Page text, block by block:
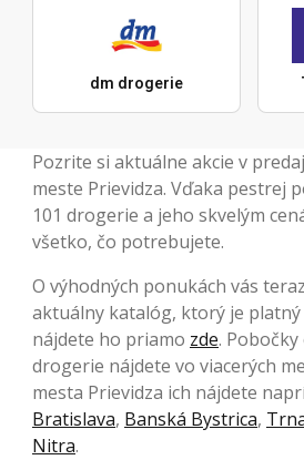
dm drogerie
Pozrite si aktuálne akcie v
meste Prievidza. Vďaka pestrej
101 drogerie a jeho skvelým
všetko, čo potrebujete.
O výhodných ponukách vás
aktuálny katalóg, ktorý je platný
nájdete ho priamo zde. Pobočky
drogerie nájdete vo viacerých
mesta Prievidza ich nájdete
Bratislava, Banská Bystrica,
Nitra.